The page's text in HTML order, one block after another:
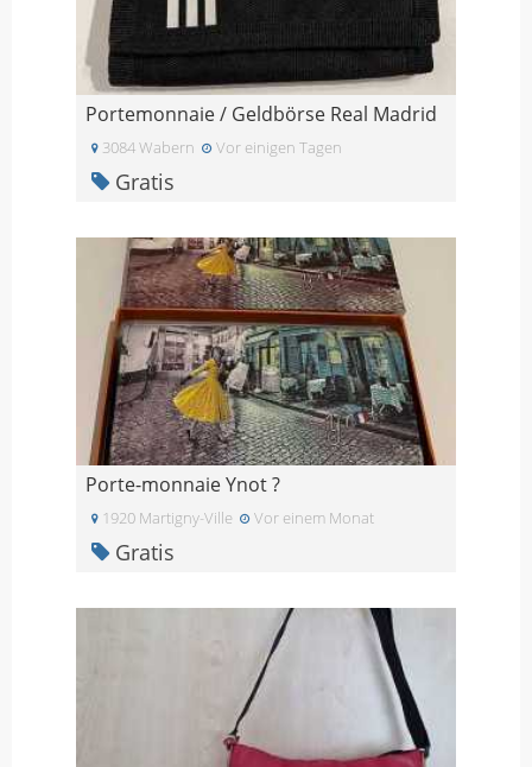
Portemonnaie / Geldbörse Real Madrid
3084 Wabern Vor einigen Tagen
Gratis
Porte-monnaie Ynot ?
1920 Martigny-Ville Vor einem Monat
Gratis